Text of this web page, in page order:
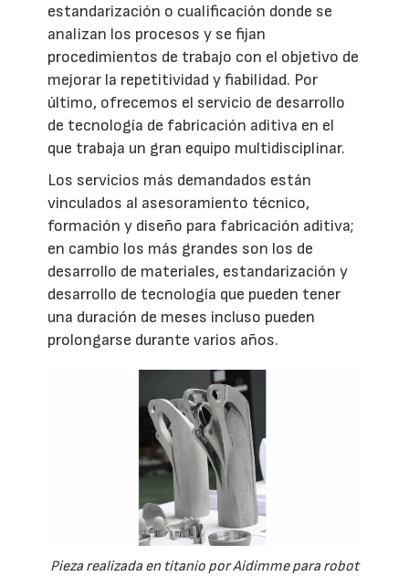
estandarización o cualificación donde se
analizan los procesos y se fijan
procedimientos de trabajo con el objetivo de
mejorar la repetitividad y fiabilidad. Por
último, ofrecemos el servicio de desarrollo
de tecnología de fabricación aditiva en el
que trabaja un gran equipo multidisciplinar.
Los servicios más demandados están
vinculados al asesoramiento técnico,
formación y diseño para fabricación aditiva;
en cambio los más grandes son los de
desarrollo de materiales, estandarización y
desarrollo de tecnología que pueden tener
una duración de meses incluso pueden
prolongarse durante varios años.
Pieza realizada en titanio por Aidimme para robot